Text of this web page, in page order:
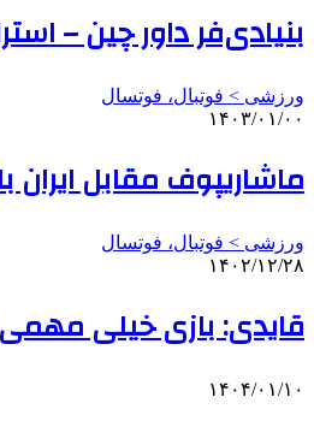
بنیادی‌فر داور چین –
ورزشی > فوتبال، فوتسال
۱۴۰۳/۰۱/۰۰
ماشاریپوف مقابل
ورزشی > فوتبال، فوتسال
۱۴۰۲/۱۲/۲۸
قایدی: بازی خیلی مهمی
۱۴۰۴/۰۱/۱۰